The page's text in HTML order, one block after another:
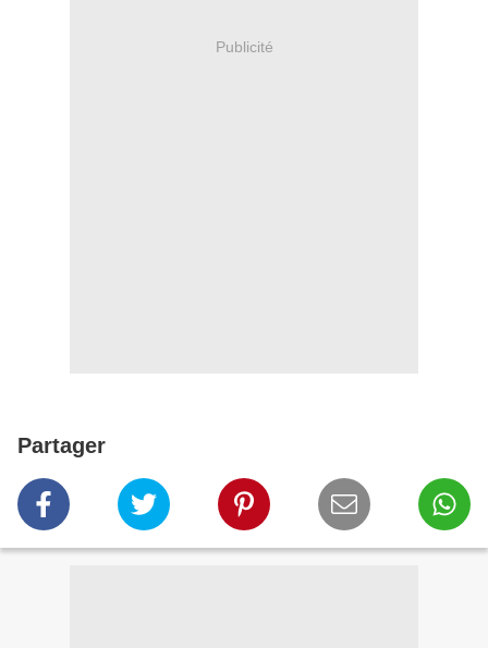
Publicité
Partager